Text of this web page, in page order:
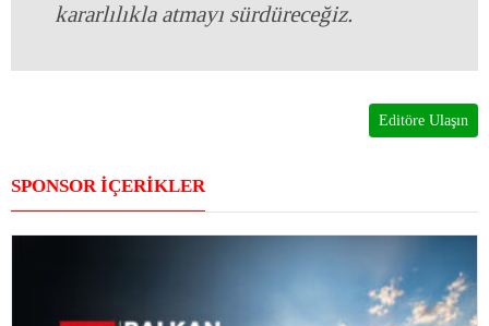
kararlılıkla atmayı sürdüreceğiz.
Editöre Ulaşın
SPONSOR İÇERİKLER